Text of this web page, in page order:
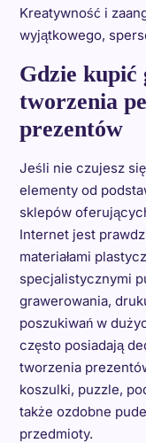
Kreatywność i
wyjątkowego,
Gdzie kupić
tworzenia
prezentów
Jeśli nie czujesz
elementy od
sklepów
Internet jest
materiałami
specjalistycznymi
grawerowania,
poszukiwań w
często posiadają
tworzenia
koszulki, puzzle,
także ozdobne
przedmioty.